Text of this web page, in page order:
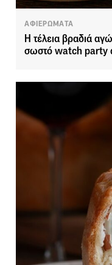
ΑΦΙΕΡΩΜΑΤΑ
Η τέλεια βραδιά
σωστό watch party